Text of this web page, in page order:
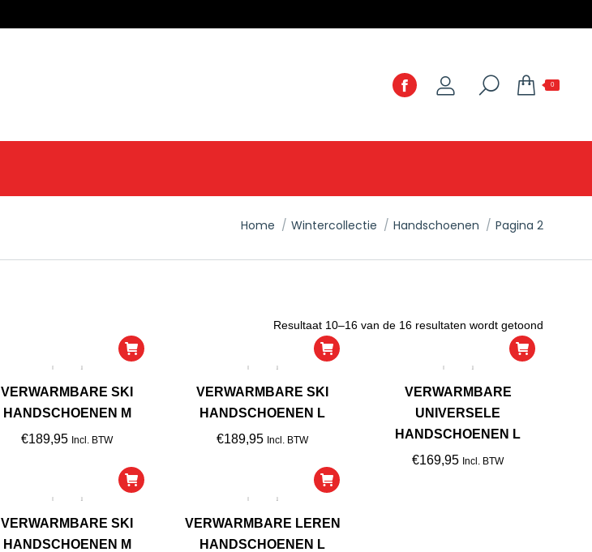
0
You are here:
Home Wintercollectie Handschoenen Pagina 2
Resultaat 10–16 van de 16 resultaten wordt getoond
VERWARMBARE SKI
HANDSCHOENEN M
€189,95 Incl. BTW
VERWARMBARE SKI
HANDSCHOENEN L
€189,95 Incl. BTW
VERWARMBARE
UNIVERSELE
HANDSCHOENEN L
€169,95 Incl. BTW
VERWARMBARE SKI
HANDSCHOENEN M
VERWARMBARE LEREN
HANDSCHOENEN L